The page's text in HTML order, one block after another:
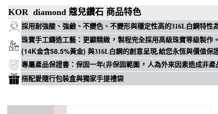
KOR diamond 蔻兒鑽石 商品特色
採用耐強酸、強鹼、不變色、不變形與穩定性高的316L白鋼特性
珠寶手工鑄造工藝 ： 更顯精緻 ， 製程完全採用高級珠寶等級製作
(14K金含58.5%黃金) 與316L白鋼的創意呈現,給您永恆與價值保
專屬產品保證書 ： 保固一年(非保固範圍 ， 人為外來因素造成非產
搭配愛隨行包裝盒與獨家手提禮袋